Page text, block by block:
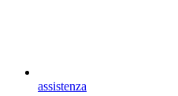
assistenza